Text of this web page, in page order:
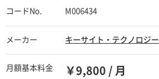
コードNo. M006434
メーカー キーサイト・テクノロジー
月額基本料金 ￥9,800 / 月